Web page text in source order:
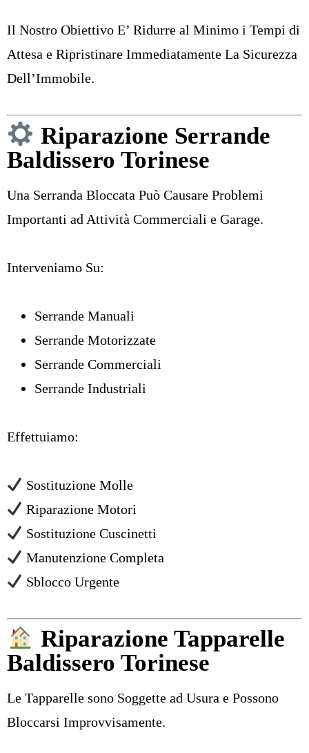
Il Nostro Obiettivo E’ Ridurre al Minimo i Tempi di
Attesa e Ripristinare Immediatamente La Sicurezza
Dell’Immobile.
Riparazione Serrande
Baldissero Torinese
Una Serranda Bloccata Può Causare Problemi
Importanti ad Attività Commerciali e Garage.
Interveniamo Su:
Serrande Manuali
Serrande Motorizzate
Serrande Commerciali
Serrande Industriali
Effettuiamo:
Sostituzione Molle
Riparazione Motori
Sostituzione Cuscinetti
Manutenzione Completa
Sblocco Urgente
Riparazione Tapparelle
Baldissero Torinese
Le Tapparelle sono Soggette ad Usura e Possono
Bloccarsi Improvvisamente.